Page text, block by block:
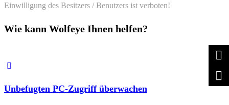
Einwilligung des Besitzers / Benutzers ist verboten!
Wie kann Wolfeye Ihnen helfen?
Unbefugten PC-Zugriff überwachen